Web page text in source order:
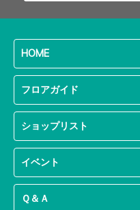
HOME
フロアガイド
ショップリスト
イベント
Ｑ＆Ａ